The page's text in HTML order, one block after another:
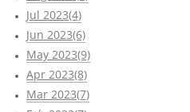
Jul 2023(4)
Jun 2023(6)
May 2023(9)
Apr 2023(8)
Mar 2023(7)